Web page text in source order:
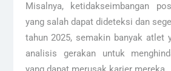
Misalnya, ketidakseimbangan
yang salah dapat dideteksi dan
tahun 2025, semakin banyak atlet
analisis gerakan untuk